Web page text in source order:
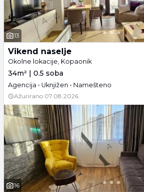
13
Vikend naselje
Okolne lokacije, Kopaonik
34m² | 0.5 soba
Agencija • Uknjižen • Namešteno
Ažurirano 07.08.2026.
16